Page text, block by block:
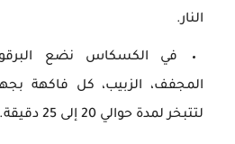
النار.
في الكسكاس نضع
المجفف، الزبيب، كل فاكهة
لتتبخر لمدة حوالي 20 إلى 25 دقيقة.